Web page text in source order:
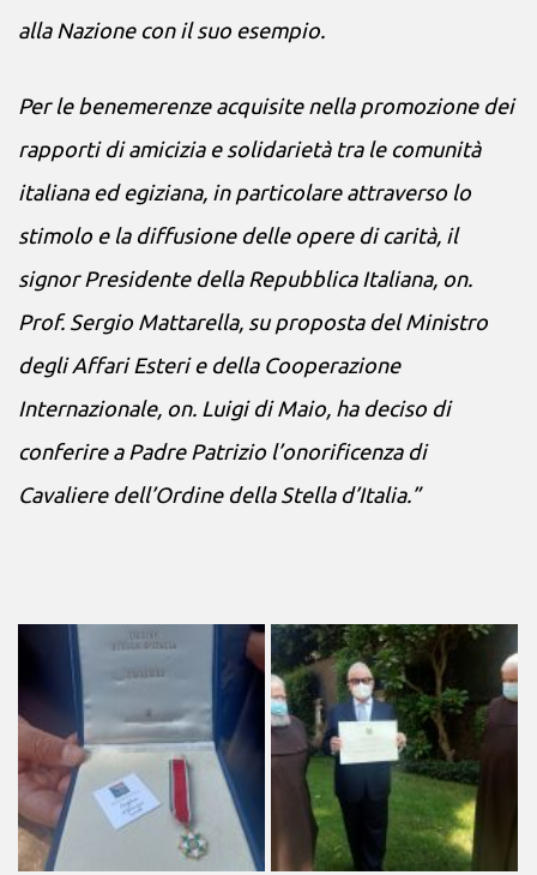
alla Nazione con il suo esempio.
Per le benemerenze acquisite nella promozione dei
rapporti di amicizia e solidarietà tra le comunità
italiana ed egiziana, in particolare attraverso lo
stimolo e la diffusione delle opere di carità, il
signor Presidente della Repubblica Italiana, on.
Prof. Sergio Mattarella, su proposta del Ministro
degli Affari Esteri e della Cooperazione
Internazionale, on. Luigi di Maio, ha deciso di
conferire a Padre Patrizio l’onorificenza di
Cavaliere dell’Ordine della Stella d’Italia.”